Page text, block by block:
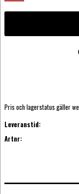
Pris och lagerstatus gäller
Leveranstid:
Artnr: